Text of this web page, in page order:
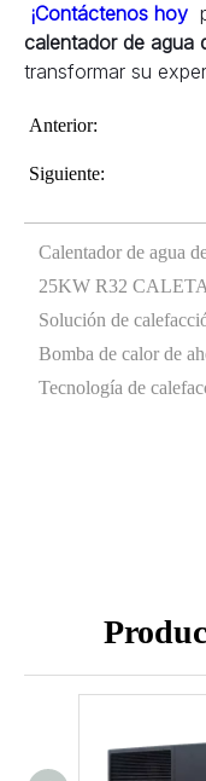
¡Contáctenos hoy
calentador de agua
transformar su
Anterior:
Siguiente:
Calentador de agua
25KW R32
Solución de
Bomba de calor de
Tecnología de